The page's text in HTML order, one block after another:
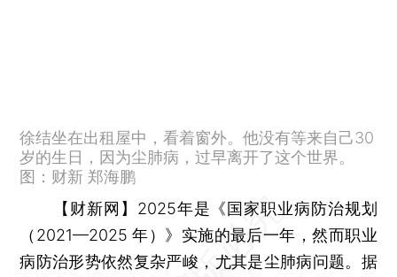
徐结坐在出租屋中，看着窗外。他没有等来自己30
岁的生日，因为尘肺病，过早离开了这个世界。
图：财新 郑海鹏
【财新网】 2025年是《国家职业病防治规划
（2021—2025 年）》实施的最后一年，然而职业
病防治形势依然复杂严峻，尤其是尘肺病问题。据